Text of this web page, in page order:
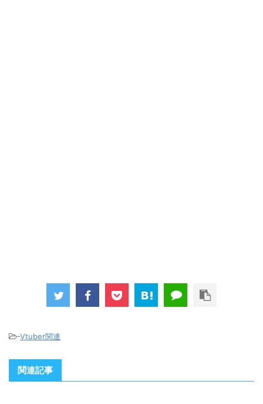
-Vtuber関連
関連記事